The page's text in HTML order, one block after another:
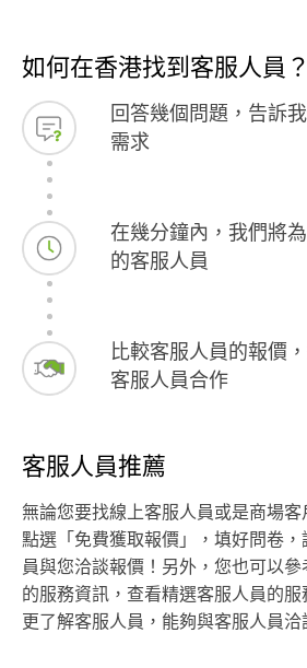
如何在香港找到客服人員？
回答幾個問題，告訴
需求
在幾分鐘內，我們將
的客服人員
比較客服人員的報價
客服人員合作
客服人員推薦
無論您要找線上客服人員或是商場
點選「免費獲取報價」，填好問卷，
員與您洽談報價！另外，您也可以
的服務資訊，查看精選客服人員的
更了解客服人員，能夠與客服人員洽